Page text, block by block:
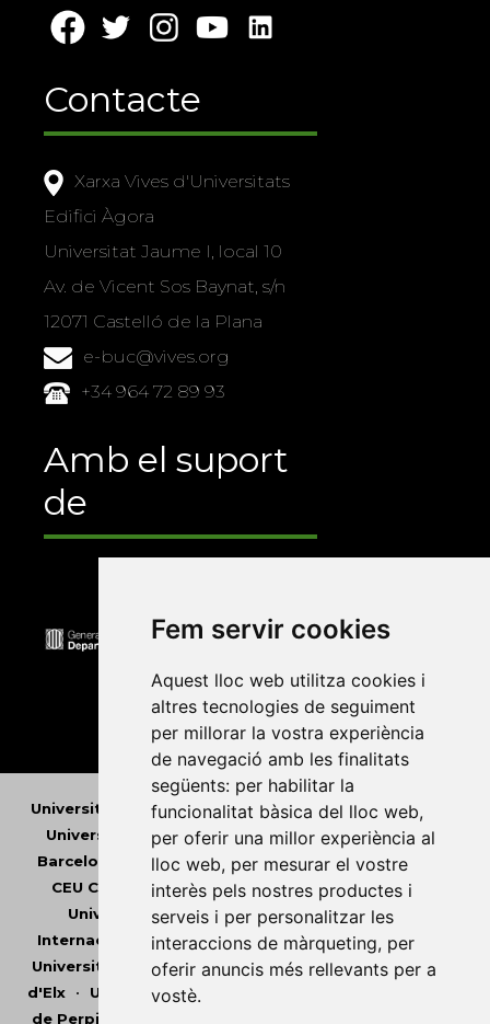
Fem servir cookies
Aquest lloc web utilitza cookies i
altres tecnologies de seguiment
per millorar la vostra experiència
de navegació amb les finalitats
següents: per habilitar la
funcionalitat bàsica del lloc web,
per oferir una millor experiència al
lloc web, per mesurar el vostre
interès pels nostres productes i
serveis i per personalitzar les
interaccions de màrqueting, per
oferir anuncis més rellevants per a
vostè.
Contacte
Xarxa Vives d'Universitats
Edifici Àgora
Universitat Jaume I, local 10
Av. de Vicent Sos Baynat, s/n
12071 Castelló de la Plana
e-buc@vives.org
+34 964 72 89 93
Amb el suport
de
Universitat Abat Oliba CEU•Universitat d'Alacant
Universitat d'Andorra•Universitat Autònoma de
Barcelona
Universitat de Barcelona•Universitat
CEU Cardenal Herrera• Universitat de Girona
Universitat de les Illes Balears•Universitat
Internacional de Catalunya • Universitat Jaume I
Universitat de Lleida •Universitat Miguel Hernández
d'Elx• Universitat Oberta de Catalunya
de Perpinyà Via Domitia